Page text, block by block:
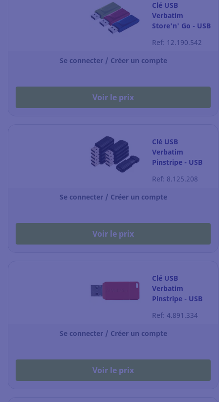
Clé USB
Verbatim
Store'n' Go - USB
rouge, bleue,
verte - pack de 3
Ref: 12.190.542
Se connecter / Créer un compte
Voir le prix
Clé USB
Verbatim
Pinstripe - USB
- pack de 10
Ref: 8.125.208
Se connecter / Créer un compte
Voir le prix
Clé USB
Verbatim
Pinstripe - USB
rouge
Ref: 4.891.334
Se connecter / Créer un compte
Voir le prix